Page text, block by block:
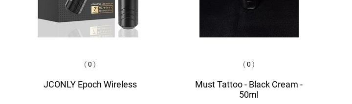
(0 )
JCONLY Epoch Wireless
(0 )
Must Tattoo - Black Cream -
50ml